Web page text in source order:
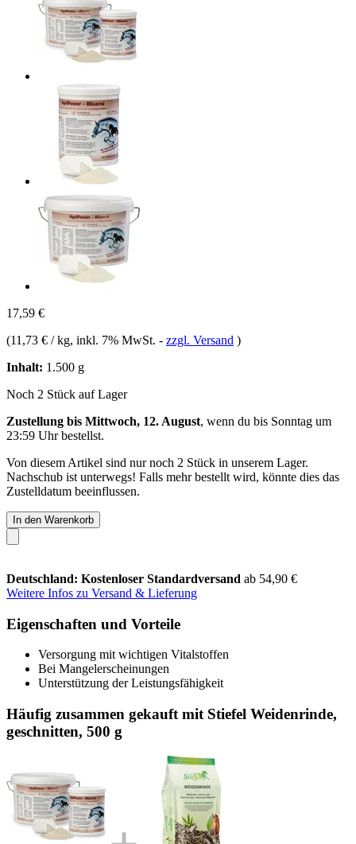
17,59 €
(11,73 € / kg, inkl. 7% MwSt. - zzgl. Versand )
Inhalt: 1.500 g
Noch 2 Stück auf Lager
Zustellung bis Mittwoch, 12. August, wenn du bis Sonntag um
23:59 Uhrbestellst.
Von diesem Artikel sind nur noch 2 Stück in unserem Lager.
Nachschub ist unterwegs! Falls mehr bestellt wird, könnte dies das
Zustelldatum beeinflussen.
In den Warenkorb
Deutschland: Kostenloser Standardversand ab 54,90 €
Weitere Infos zu Versand & Lieferung
Eigenschaften und Vorteile
Versorgung mit wichtigen Vitalstoffen
Bei Mangelerscheinungen
Unterstützung der Leistungsfähigkeit
Häufig zusammen gekauft mit Stiefel Weidenrinde,
geschnitten, 500 g